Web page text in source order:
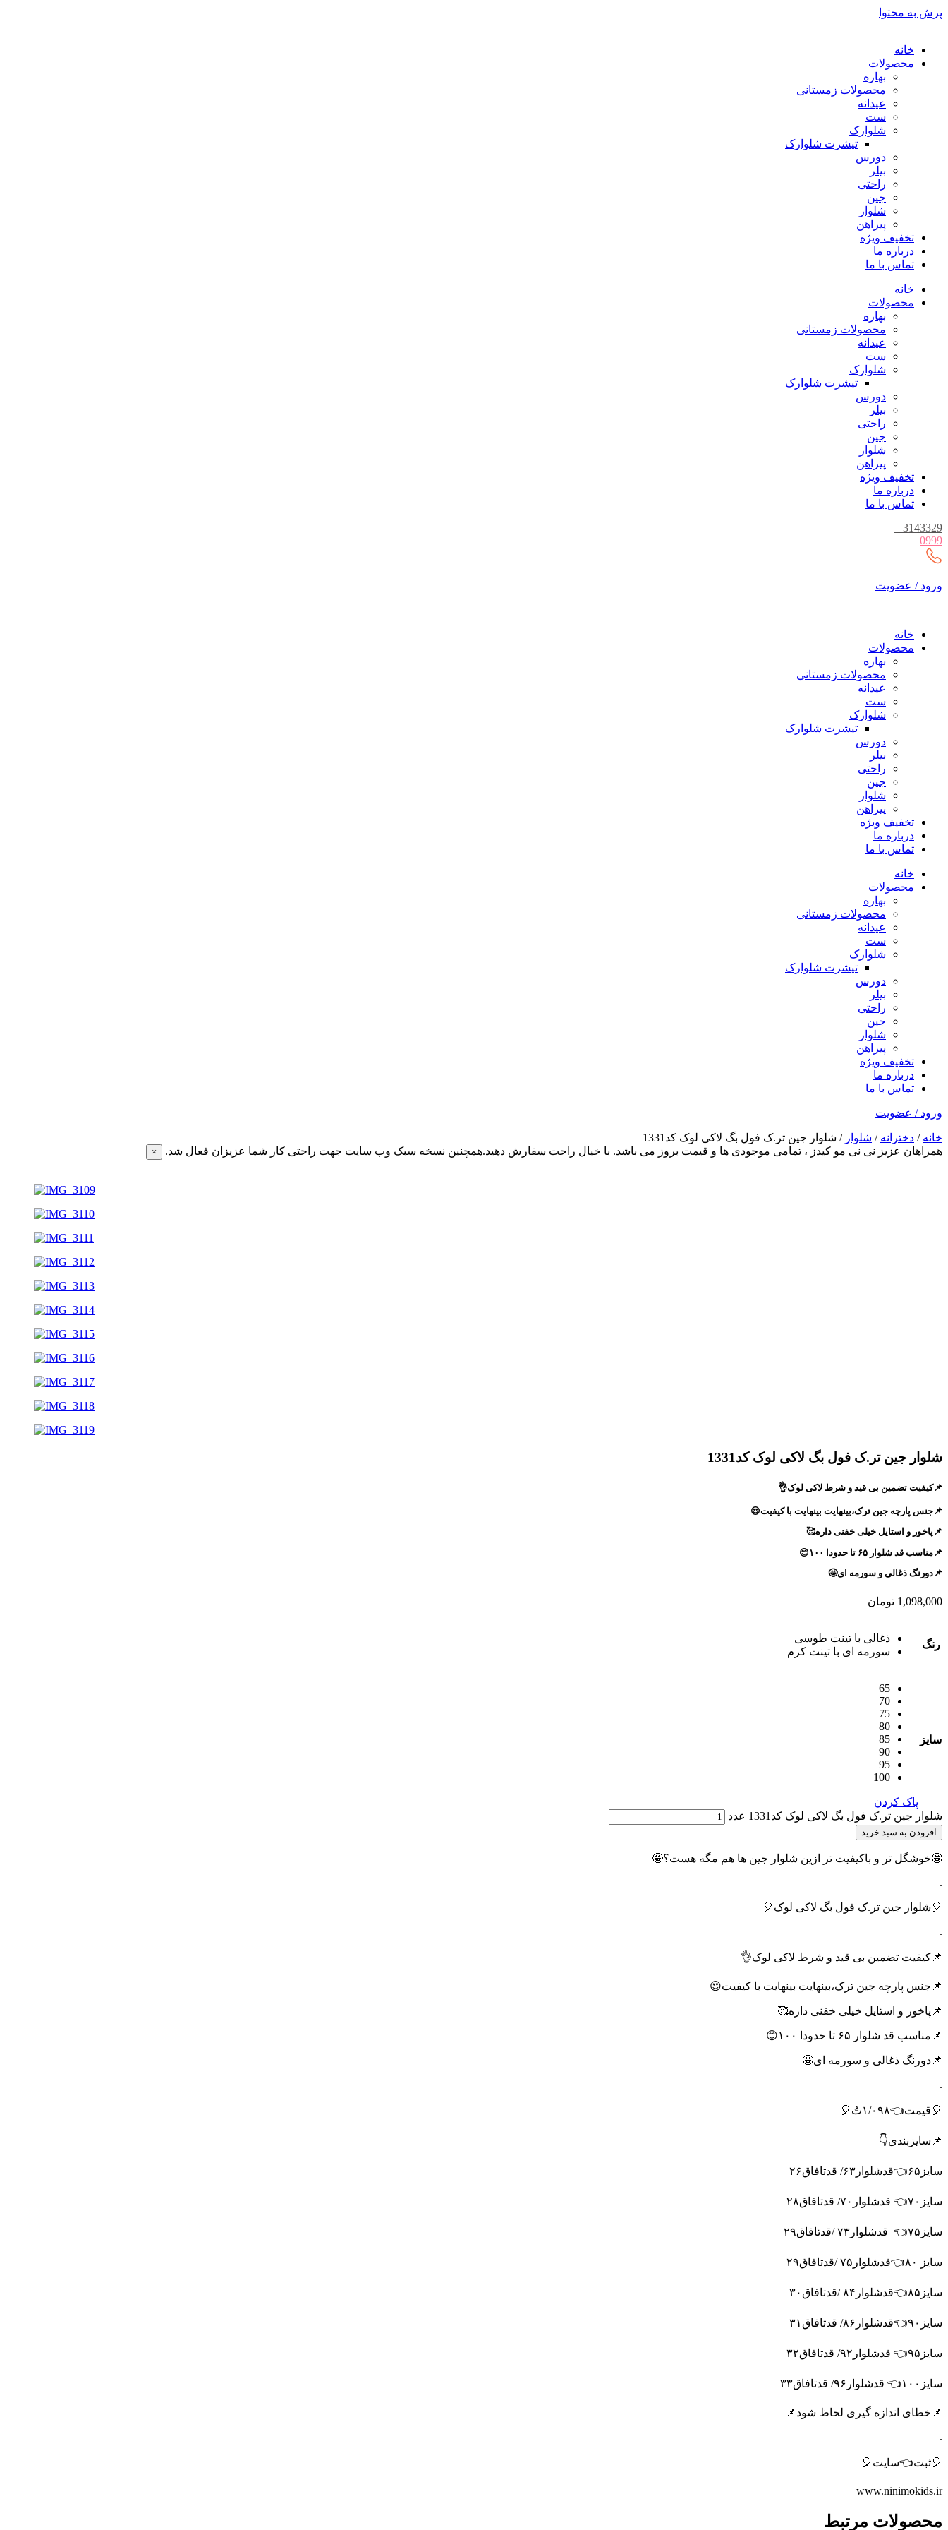
پرش به محتوا
خانه
محصولات
بهاره
محصولات زمستانی
عیدانه
ست
شلوارک
تیشرت شلوارک
دورس
بیلر
راحتی
جین
شلوار
پیراهن
تخفیف ویژه
درباره ما
تماس با ما
خانه
محصولات
بهاره
محصولات زمستانی
عیدانه
ست
شلوارک
تیشرت شلوارک
دورس
بیلر
راحتی
جین
شلوار
پیراهن
تخفیف ویژه
درباره ما
تماس با ما
3143329
0999
ورود / عضویت
خانه
محصولات
بهاره
محصولات زمستانی
عیدانه
ست
شلوارک
تیشرت شلوارک
دورس
بیلر
راحتی
جین
شلوار
پیراهن
تخفیف ویژه
درباره ما
تماس با ما
خانه
محصولات
بهاره
محصولات زمستانی
عیدانه
ست
شلوارک
تیشرت شلوارک
دورس
بیلر
راحتی
جین
شلوار
پیراهن
تخفیف ویژه
درباره ما
تماس با ما
ورود / عضویت
خانه / دخترانه / شلوار / شلوار جین تر.ک فول بگ لاکی لوک کد1331
همراهان عزیز نی نی مو کیدز ، تمامی موجودی ها و قیمت بروز می باشد. با خیال راحت سفارش دهید.همچنین نسخه سبک وب سایت جهت راحتی کار شما عزیزان فعال شد. ×
شلوار جین تر.ک فول بگ لاکی لوک کد1331
📌کیفیت تضمین بی قید و شرط لاکی لوک👌
📌جنس پارچه جین ترک،بینهایت بینهایت با کیفیت😍
📌پاخور و استایل خیلی خفنی داره🥰
📌مناسب قد شلوار ۶۵ تا حدودا ۱۰۰😊
📌دورنگ ذغالی و سورمه ای🤩
1,098,000 تومان
رنگ
ذغالی با تینت طوسی
سورمه ای با تینت کرم
سایز
65
70
75
80
85
90
95
100
پاک کردن
شلوار جین تر.ک فول بگ لاکی لوک کد1331 عدد
افزودن به سبد خرید
🤩خوشگل تر و باکیفیت تر ازین شلوار جین ها هم مگه هست؟🤩
.
🎈شلوار جین تر.ک فول بگ لاکی لوک🎈
.
📌کیفیت تضمین بی قید و شرط لاکی لوک👌
📌جنس پارچه جین ترک،بینهایت بینهایت با کیفیت😍
📌پاخور و استایل خیلی خفنی داره🥰
📌مناسب قد شلوار ۶۵ تا حدودا ۱۰۰😊
📌دورنگ ذغالی و سورمه ای🤩
.
🎈قیمت👈۱/۰۹۸تُ🎈
📌سایزبندی👇
سایز۶۵👈قدشلوار۶۳/ قدتافاق۲۶
سایز۸۵👈قدشلوار۸۴ /قدتافاق۳۰
سایز۱۰۰👈 قدشلوار۹۶/ قدتافاق۳۳
📌خطای اندازه گیری لحاظ شود📌
.
🎈ثبت👈سایت🎈
www.ninimokids.ir
محصولات مرتبط